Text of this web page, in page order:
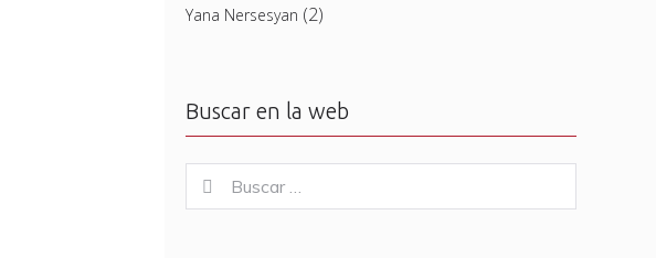
Yana Nersesyan (2)
Buscar en la web
for:
Buscar